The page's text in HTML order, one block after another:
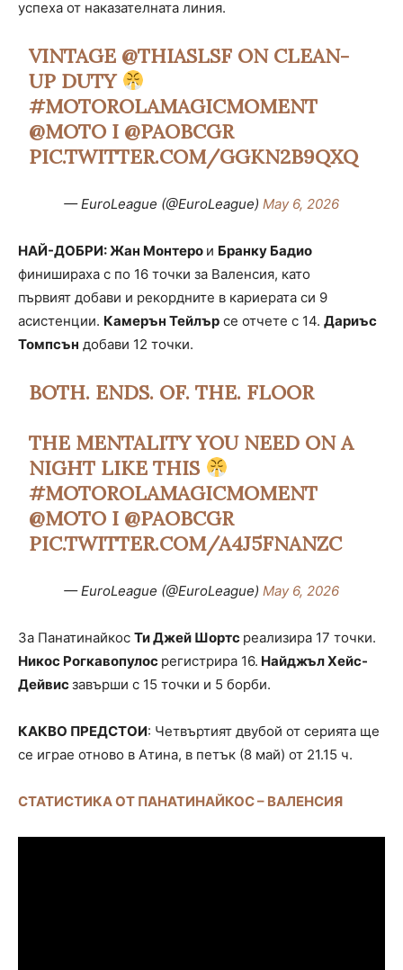
успеха от наказателната линия.
VINTAGE @THIASLSF ON CLEAN-
UP DUTY
#MOTOROLAMAGICMOMENT
@MOTO I @PAOBCGR
PIC.TWITTER.COM/GGKN2B9QXQ
— EuroLeague (@EuroLeague) May 6, 2026
НАЙ-ДОБРИ: Жан Монтеро и Бранку Бадио
финишираха с по 16 точки за Валенсия, като
първият добави и рекордните в кариерата си 9
асистенции. Камерън Тейлър се отчете с 14. Дариъс
Томпсън добави 12 точки.
BOTH. ENDS. OF. THE. FLOOR
THE MENTALITY YOU NEED ON A
NIGHT LIKE THIS
#MOTOROLAMAGICMOMENT
@MOTO I @PAOBCGR
PIC.TWITTER.COM/A4J5FNANZC
— EuroLeague (@EuroLeague) May 6, 2026
За Панатинайкос Ти Джей Шортс реализира 17 точки.
Никос Рогкавопулос регистрира 16. Найджъл Хейс-
Дейвисзавърши с 15 точки и 5 борби.
КАКВО ПРЕДСТОИ: Четвъртият двубой от серията ще
се играе отново в Атина, в петък (8 май) от 21.15 ч.
СТАТИСТИКА ОТ ПАНАТИНАЙКОС – ВАЛЕНСИЯ